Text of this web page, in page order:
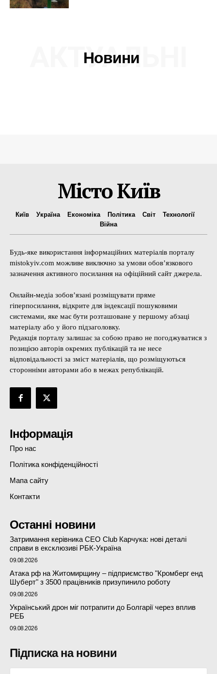
Новини
АКТУАЛЬНІ
Місто Київ
Київ Україна Економіка Політика Світ
Технології
Війна
Будь-яке використання інформаційних матеріалів порталу
mistokyiv.com можливе виключно за умови обов’язкового
зазначення активного посилання на офіційний сайт джерела.
Онлайн-медіа зобов’язані розміщувати пряме
гіперпосилання, відкрите для індексації пошуковими
системами, яке має бути розташоване у першому абзаці
матеріалу або у його підзаголовку.
Редакція порталу залишає за собою право не погоджуватися з
позицією авторів окремих публікацій та не несе
відповідальності за зміст матеріалів, що розміщуються
сторонніми авторами або в межах републікацій.
Інформація
Про нас
Політика конфіденційності
Мапа сайту
Контакти
Останні новини
Затримання керівника CEO Club Карчука: нові деталі
справи в ексклюзиві РБК-Україна
09.08.2026
Атака рф на Житомирщину – підприємство "Кромберг енд
Шуберт" з 3500 працівників призупинило роботу
09.08.2026
Український дрон міг потрапити до Болгарії через вплив
РЕБ
09.08.2026
Підписка на новини